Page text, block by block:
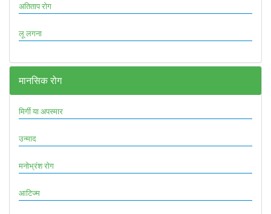
अतिताप रोग
लू लगना
मानसिक रोग
मिर्गी या अपस्मार
उन्माद
मनोभ्रंश रोग
आटिज्म